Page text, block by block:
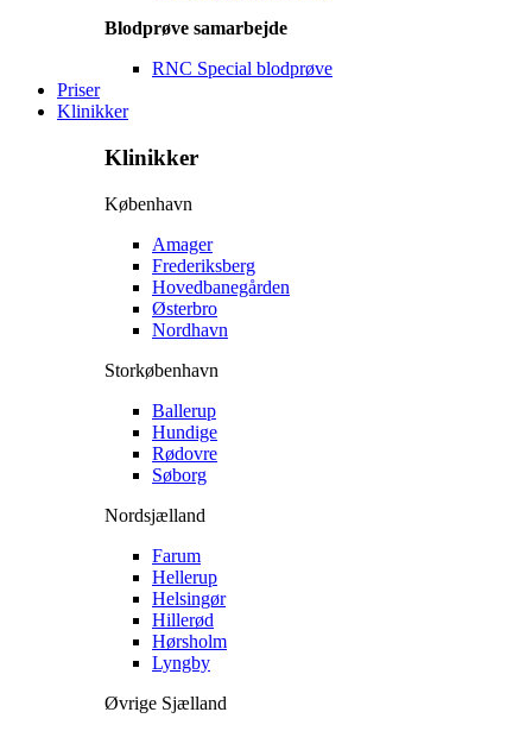
Blodprøve samarbejde
RNC Special blodprøve
Priser
Klinikker
Klinikker
København
Amager
Frederiksberg
Hovedbanegården
Østerbro
Nordhavn
Storkøbenhavn
Ballerup
Hundige
Rødovre
Søborg
Nordsjælland
Farum
Hellerup
Helsingør
Hillerød
Hørsholm
Lyngby
Øvrige Sjælland